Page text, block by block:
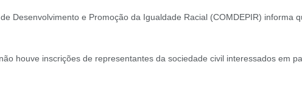
Desenvolvimento e Promoção da Igualdade Racial (COMDEPIR)
houve inscrições de representantes da sociedade civil interessados em